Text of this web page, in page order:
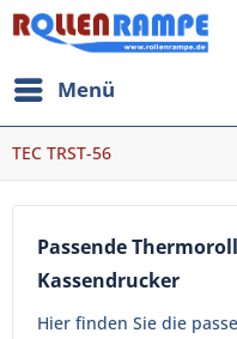
Menü
TEC TRST-56
Passende
Kassendrucker
Hier finden Sie die